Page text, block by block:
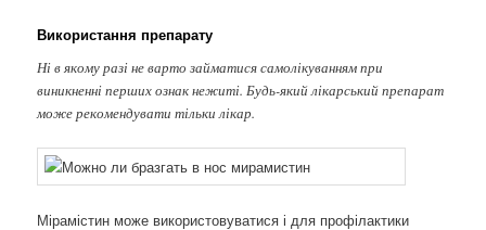
Використання препарату
Ні в якому разі не варто займатися самолікуванням при
виникненні перших ознак нежиті. Будь-який лікарський препарат
може рекомендувати тільки лікар.
Мірамістин може використовуватися і для профілактики